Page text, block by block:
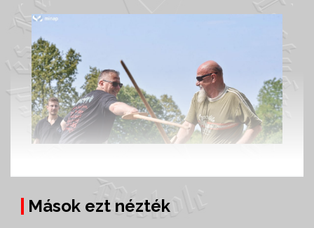
Mások ezt nézték